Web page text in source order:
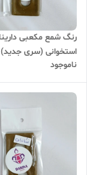
رنگ شمع مکعبی
استخوانی (سری جدید)
ناموجود